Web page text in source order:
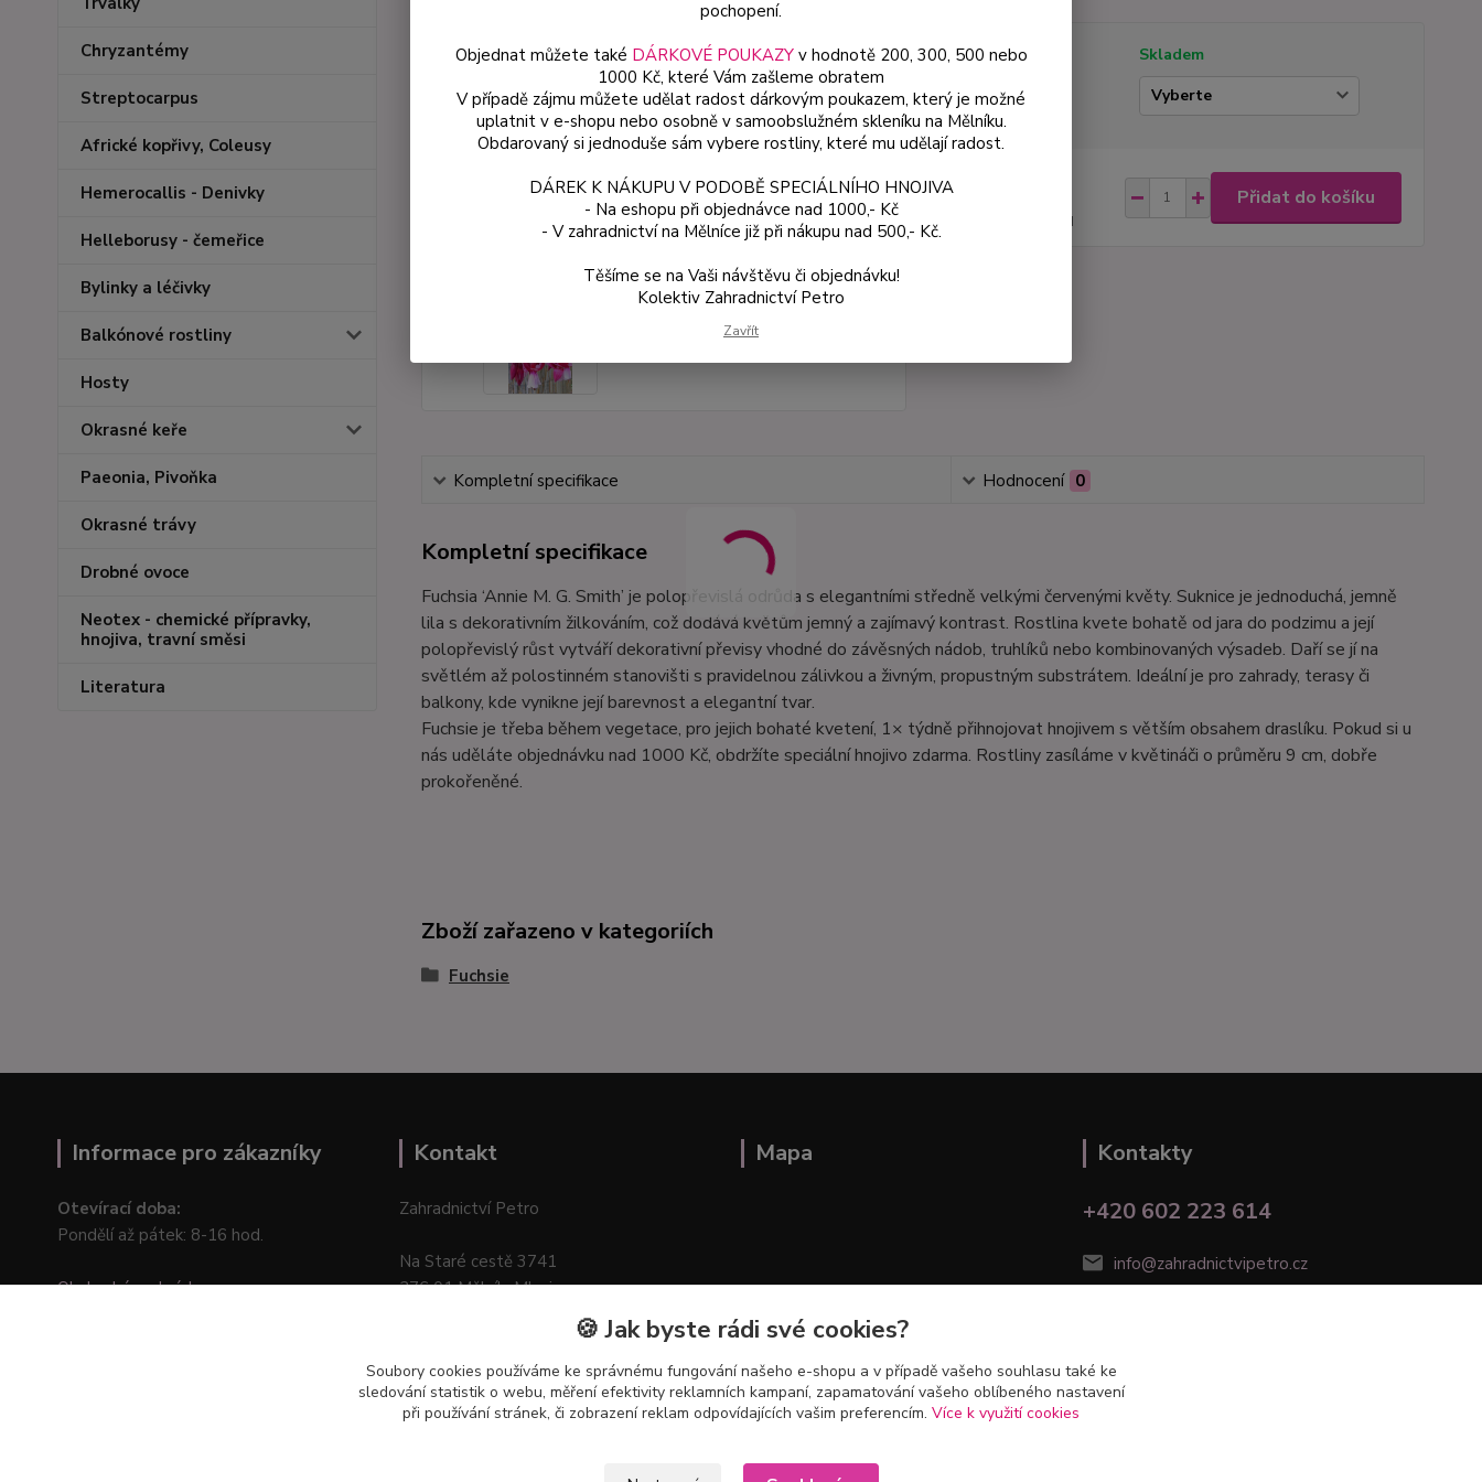
Chryzantémy
Streptocarpus
Africké kopřivy, Coleusy
Hemerocallis - Denivky
Helleborusy - čemeřice
Bylinky a léčivky
Balkónové rostliny
Hosty
Okrasné keře
Paeonia, Pivoňka
Okrasné trávy
Drobné ovoce
Neotex - chemické přípravky,
hnojiva, travní směsi
Literatura
Dostupnost
Skladem
Varianta
bez DPH
Přidat do košíku
Kompletní specifikace Hodnocení 0
Kompletní specifikace
Fuchsia ‘Annie M. G. Smith’ je polopřevislá odrůda s elegantními středně velkými červenými květy. Suknice je jednoduchá, jemně
lila s dekorativním žilkováním, což dodává květům jemný a zajímavý kontrast. Rostlina kvete bohatě od jara do podzimu a její
polopřevislý růst vytváří dekorativní převisy vhodné do závěsných nádob, truhlíků nebo kombinovaných výsadeb. Daří se jí na
světlém až polostinném stanovišti s pravidelnou zálivkou a živným, propustným substrátem. Ideální je pro zahrady, terasy či
balkony, kde vynikne její barevnost a elegantní tvar.
Fuchsie je třeba během vegetace, pro jejich bohaté kvetení, 1× týdně přihnojovat hnojivem s větším obsahem draslíku. Pokud si u
nás uděláte objednávku nad 1000 Kč, obdržíte speciální hnojivo zdarma. Rostliny zasíláme v květináči o průměru 9 cm, dobře
prokořeněné.
Zboží zařazeno v kategoriích
Fuchsie
Informace pro zákazníky
Otevírací doba:
Pondělí až pátek: 8-16 hod.
Obchodní podmínky
Kontakt
Zahradnictví Petro
Na Staré cestě 3741
276 01 Mělník–Mlazice
Mapa
Kontakty
+420 602 223 614
info@zahradnictvipetro.cz
pochopení.
Objednat můžete také DÁRKOVÉ POUKAZYv hodnotě 200, 300, 500 nebo
1000 Kč, které Vám zašleme obratem
V případě zájmu můžete udělat radost dárkovým poukazem, který je možné
uplatnit v e-shopu nebo osobně v samoobslužném skleníku na Mělníku.
Obdarovaný si jednoduše sám vybere rostliny, které mu udělají radost.
DÁREK K NÁKUPU V PODOBĚ SPECIÁLNÍHO HNOJIVA
- Na eshopu při objednávce nad 1000,- Kč
- V zahradnictví na Mělníce již při nákupu nad 500,- Kč.
Těšíme se na Vaši návštěvu či objednávku!
Kolektiv Zahradnictví Petro
Zavřít
🍪 Jak byste rádi své cookies?
Soubory cookies používáme ke správnému fungování našeho e-shopu a v případě vašeho souhlasu také ke
sledování statistik o webu, měření efektivity reklamních kampaní, zapamatování vašeho oblíbeného nastavení
při používání stránek, či zobrazení reklam odpovídajících vašim preferencím. Více k využití cookies